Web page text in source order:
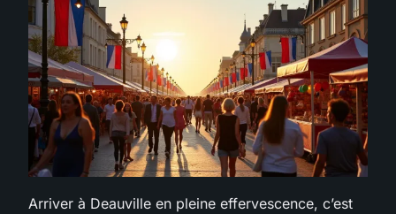
Arriver à Deauville en pleine effervescence, c’est